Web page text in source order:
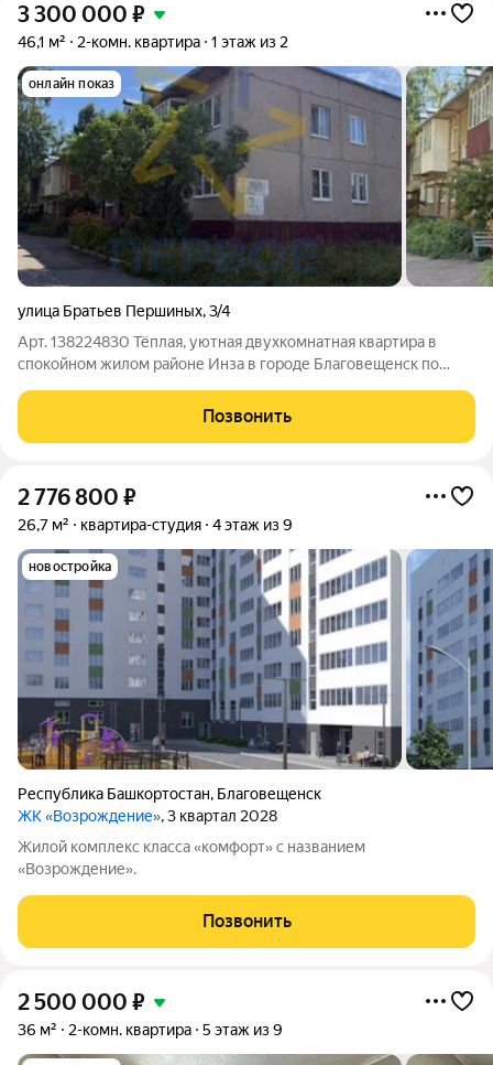
3 300 000 ₽
46,1 м² 2-комн. квартира 1 этаж из 2
онлайн показ
улица Братьев Першиных,3/4
Арт. 138224830 Тёплая, уютная двухкомнатная квартира в
спокойном жилом районе Инза в городе Благовещенск по
Простор комнат, функциональная планировка и готовность к
быстрой сделке Квартира
Позвонить
2 776 800 ₽
26,7 м² квартира-студия 4 этаж из 9
новостройка
Республика Башкортостан, Благовещенск
ЖК «Возрождение», 3 квартал 2028
Жилой комплекс класса «комфорт» с названием
«Возрождение».
Позвонить
2 500 000 ₽
36 м² 2-комн. квартира 5 этаж из 9